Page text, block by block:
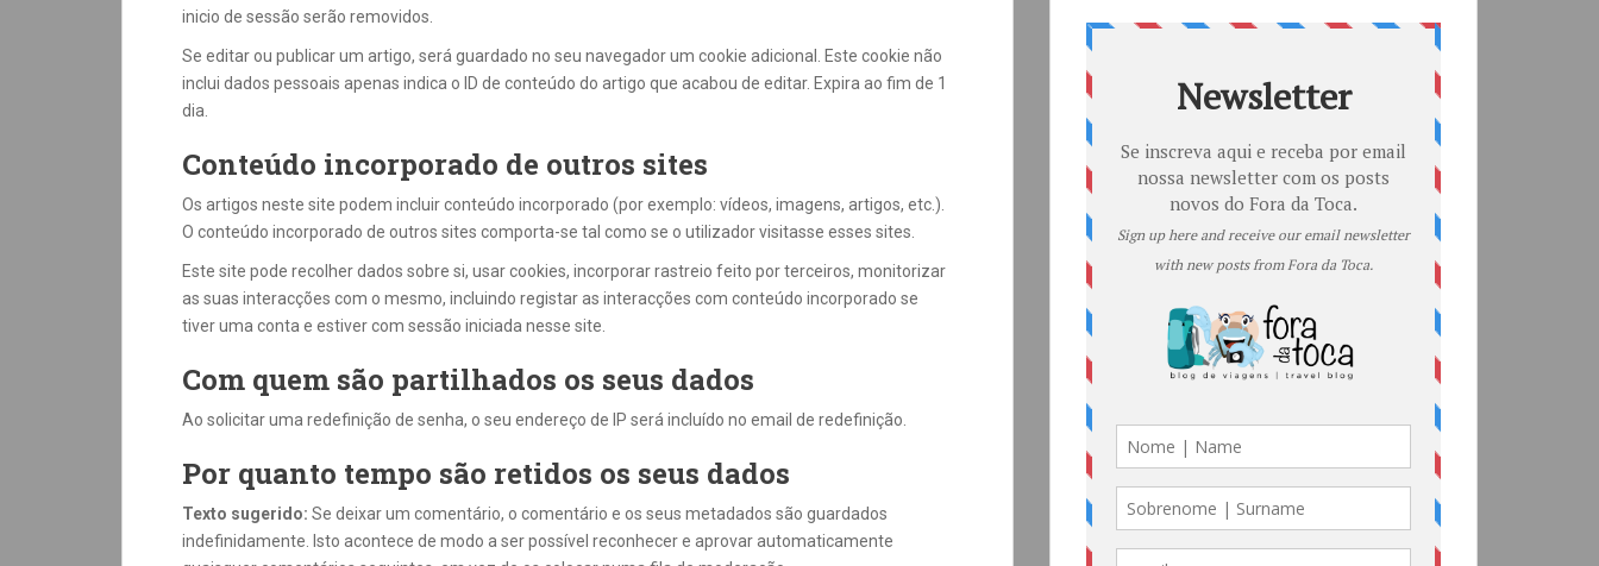
inicio de sessão serão removidos.
Se editar ou publicar um artigo, será guardado no seu navegador um cookie adicional. Este cookie não
inclui dados pessoais apenas indica o ID de conteúdo do artigo que acabou de editar. Expira ao fim de 1
dia.
Conteúdo incorporado de outros sites
Os artigos neste site podem incluir conteúdo incorporado (por exemplo: vídeos, imagens, artigos, etc.).
O conteúdo incorporado de outros sites comporta-se tal como se o utilizador visitasse esses sites.
Este site pode recolher dados sobre si, usar cookies, incorporar rastreio feito por terceiros, monitorizar
as suas interacções com o mesmo, incluindo registar as interacções com conteúdo incorporado se
tiver uma conta e estiver com sessão iniciada nesse site.
Com quem são partilhados os seus dados
Ao solicitar uma redefinição de senha, o seu endereço de IP será incluído no email de redefinição.
Por quanto tempo são retidos os seus dados
Texto sugerido: Se deixar um comentário, o comentário e os seus metadados são guardados
indefinidamente. Isto acontece de modo a ser possível reconhecer e aprovar automaticamente